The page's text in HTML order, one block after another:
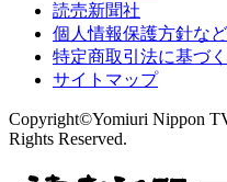
読売新聞社
個人情報保護方針など
特定商取引法に基づ
サイトマップ
Copyright©Yomiuri Nippon
Rights Reserved.